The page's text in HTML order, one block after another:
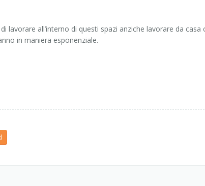
lavorare all’interno di questi spazi anziche lavorare da casa
in maniera esponenziale.